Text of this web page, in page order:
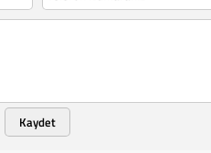
Kaydet